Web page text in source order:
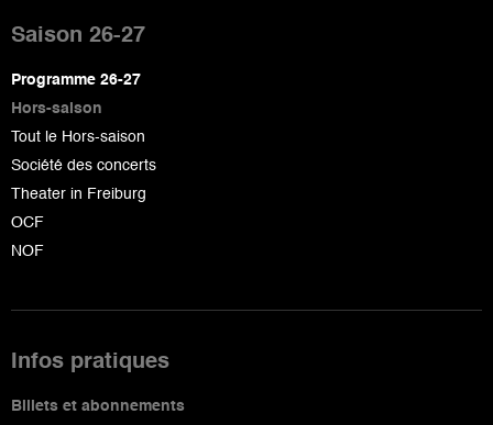
de
page
Saison 26-27
Programme 26-27
Hors-saison
Tout le Hors-saison
Société des concerts
Theater in Freiburg
OCF
NOF
Infos pratiques
Billets et abonnements